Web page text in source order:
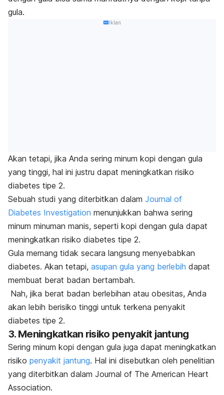
gula.
Iklan
Akan tetapi, jika Anda sering minum kopi dengan gula
yang tinggi, hal ini justru dapat meningkatkan risiko
diabetes tipe 2.
Sebuah studi yang diterbitkan dalam Journal of
Diabetes Investigation menunjukkan bahwa sering
minum minuman manis, seperti kopi dengan gula dapat
meningkatkan risiko diabetes tipe 2.
Gula memang tidak secara langsung menyebabkan
diabetes. Akan tetapi, asupan gula yang berlebih dapat
membuat berat badan bertambah.
Nah, jika berat badan berlebihan atau obesitas, Anda
akan lebih berisiko tinggi untuk terkena penyakit
diabetes tipe 2.
3. Meningkatkan risiko penyakit jantung
Sering minum kopi dengan gula juga dapat meningkatkan
risiko penyakit jantung. Hal ini disebutkan oleh penelitian
yang diterbitkan dalam Journal of The American Heart
Association.